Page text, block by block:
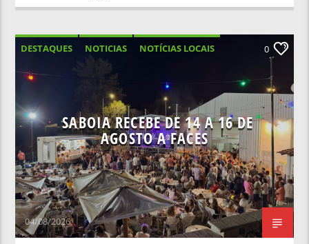
DESTAQUES NOTICIAS
NOTÍCIAS LOCAIS
NOTÍCIAS NACIONAIS
0
SABOIA RECEBE DE 14 A 16 DE
AGOSTO A FACES
04/08/2026